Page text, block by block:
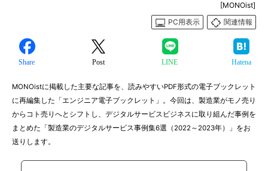
[MONOist]
PC用表示
関連情報
Share Post LINE Hatena
MONOistに掲載した主要な記事を、読みやすいPDF形式の電子ブックレット
に再編集した「エンジニア電子ブックレット」。今回は、製造業がモノ売り
からコト売りへとシフトし、デジタルサービスビジネスに取り組んだ事例を
まとめた「製造業のデジタルサービス事例集6選（2022～2023年）」をお
送りします。